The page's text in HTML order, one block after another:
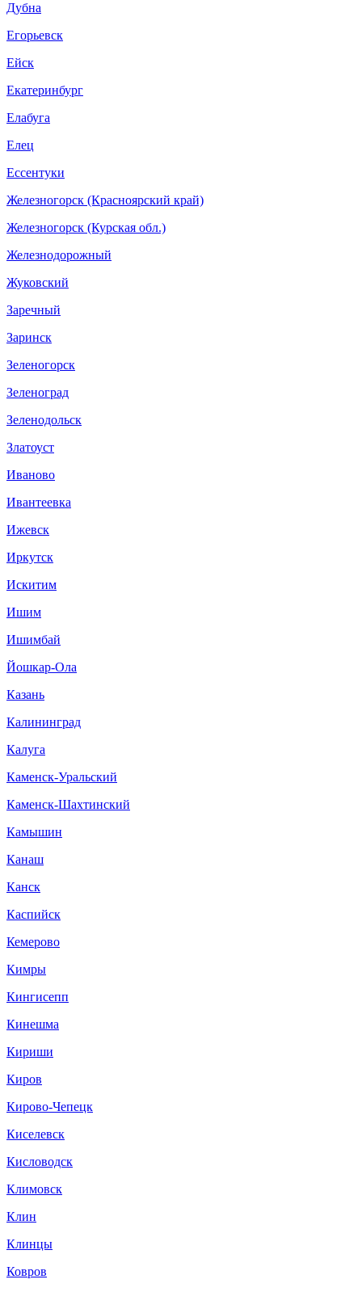
Дубна
Егорьевск
Ейск
Екатеринбург
Елабуга
Елец
Ессентуки
Железногорск (Красноярский край)
Железногорск (Курская обл.)
Железнодорожный
Жуковский
Заречный
Заринск
Зеленогорск
Зеленоград
Зеленодольск
Златоуст
Иваново
Ивантеевка
Ижевск
Иркутск
Искитим
Ишим
Ишимбай
Йошкар-Ола
Казань
Калининград
Калуга
Каменск-Уральский
Каменск-Шахтинский
Камышин
Канаш
Канск
Каспийск
Кемерово
Кимры
Кингисепп
Кинешма
Кириши
Киров
Кирово-Чепецк
Киселевск
Кисловодск
Климовск
Клин
Клинцы
Ковров